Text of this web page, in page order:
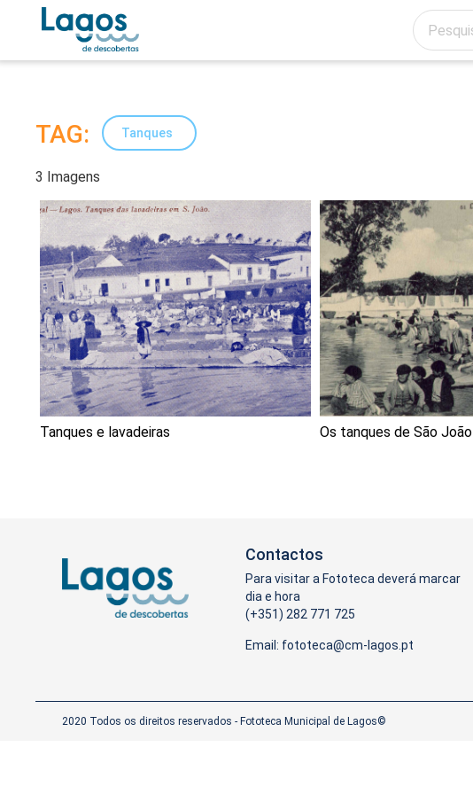
TAG: Tanques
3 Imagens
Tanques e lavadeiras Os tanques de São João
Contactos
Para visitar a Fototeca deverá marcar
dia e hora
(+351) 282 771 725
Email:
2020 Todos os direitos reservados - Fototeca Municipal de Lagos©